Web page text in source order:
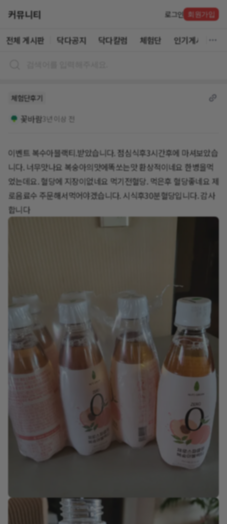
커뮤니티 로그인 회원가입
전체 게시판 닥다공지 닥다칼럼 체험단 인기게시글
체험단후기
꽃바람 3년 이상 전
이벤트 복수아블랙티.받았습니다. 점심식후3시간후에 마셔보았습
니다. 너무맛나요 복숭아의맛에똑쏘는맛 환상적이네요 한병을먹
었는데요. 혈당에 지장이없네요 먹기전혈당. 먹은후 혈당좋네요 제
로음료수 주문해서먹어야겠습니다. 시식후30분혈당입니다. 감사
합니다